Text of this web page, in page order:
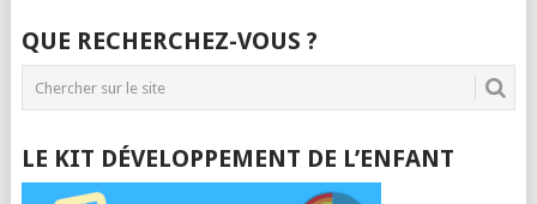
QUE RECHERCHEZ-VOUS ?
LE KIT DÉVELOPPEMENT DE L’ENFANT